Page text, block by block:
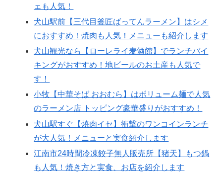
ェも人気！
犬山駅前【三代目釜匠ばってんラーメン】はシメ
におすすめ！焼肉も人気！メニューも紹介します
犬山観光なら【ローレライ麦酒館】でランチバイ
キングがおすすめ！地ビールのお土産も人気で
す！
小牧【中華そば おおむら】はボリューム麺で人気
のラーメン店 トッピング豪華盛りがおすすめ！
犬山駅すぐ【焼肉イセ】衝撃のワンコインランチ
が大人気！メニューと実食紹介します
江南市24時間冷凍餃子無人販売所【猪天】もつ鍋
も人気！焼き方と実食、お店を紹介します